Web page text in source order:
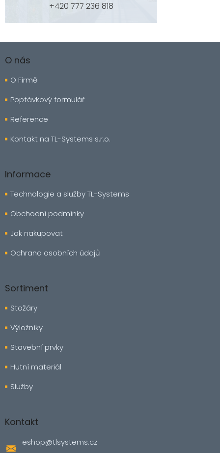
+420 777 236 818
á
a
O nás
O Firmě
Poptávkový formulář
Reference
Kontakt na TL-Systems s.r.o.
Informace
Technologie a služby TL-Systems
Obchodní podmínky
Jak nakupovat
Ochrana osobních údajů
Sortiment
Stožáry
Výložníky
Stavební prvky
Hutní materiál
Služby
Kontakt
eshop@tlsystems.cz